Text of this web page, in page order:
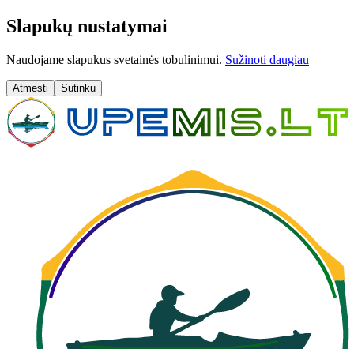
Slapukų nustatymai
Naudojame slapukus svetainės tobulinimui. Sužinoti daugiau
Atmesti Sutinku